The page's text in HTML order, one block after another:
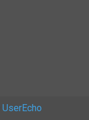
UserEcho